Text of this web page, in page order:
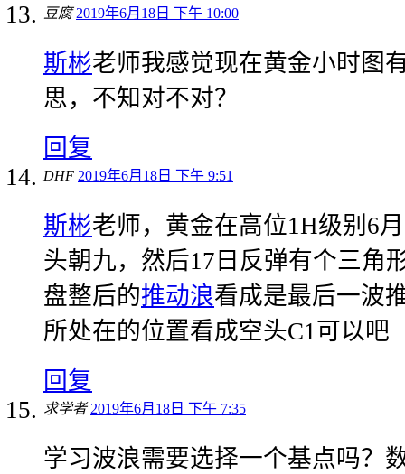
豆腐 2019年6月18日 下午 10:00
斯彬老师我感觉现在黄金小时图
思，不知对不对？
回复
DHF 2019年6月18日 下午 9:51
斯彬老师，黄金在高位1H级别6
头朝九，然后17日反弹有个三角
盘整后的推动浪看成是最后一波
所处在的位置看成空头C1可以吧
回复
求学者 2019年6月18日 下午 7:35
学习波浪需要选择一个基点吗？